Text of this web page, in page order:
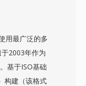
用最广泛的多
2003年作为
基于ISO基础
构建（该格式